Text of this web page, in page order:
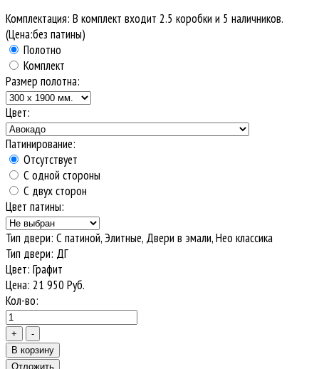
Комплектация: В комплект входит 2.5 коробки и 5 наличников.
(Цена:без патины)
Полотно
Комплект
Размер полотна:
Цвет:
Патинирование:
Отсутствует
С одной стороны
С двух сторон
Цвет патины:
Тип двери: С патиной, Элитные, Двери в эмали, Нео классика
Тип двери: ДГ
Цвет: Графит
Цена: 21 950 Руб.
Кол-во: